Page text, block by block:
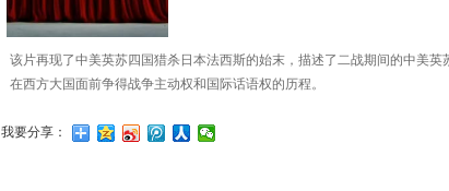
该片再现了中美英苏四国猎杀日本法西斯的始末，描述了二战期间的中美
在西方大国面前争得战争主动权和国际话语权的历程。
我要分享：